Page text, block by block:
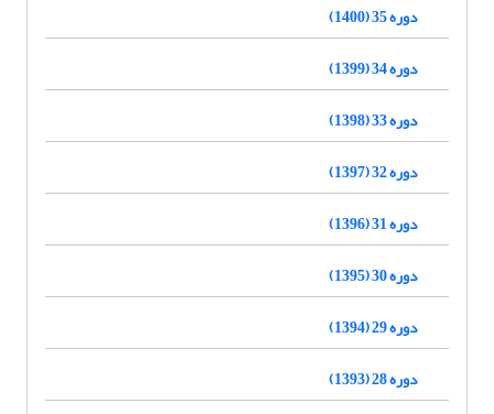
دوره 35 (1400)
دوره 34 (1399)
دوره 33 (1398)
دوره 32 (1397)
دوره 31 (1396)
دوره 30 (1395)
دوره 29 (1394)
دوره 28 (1393)